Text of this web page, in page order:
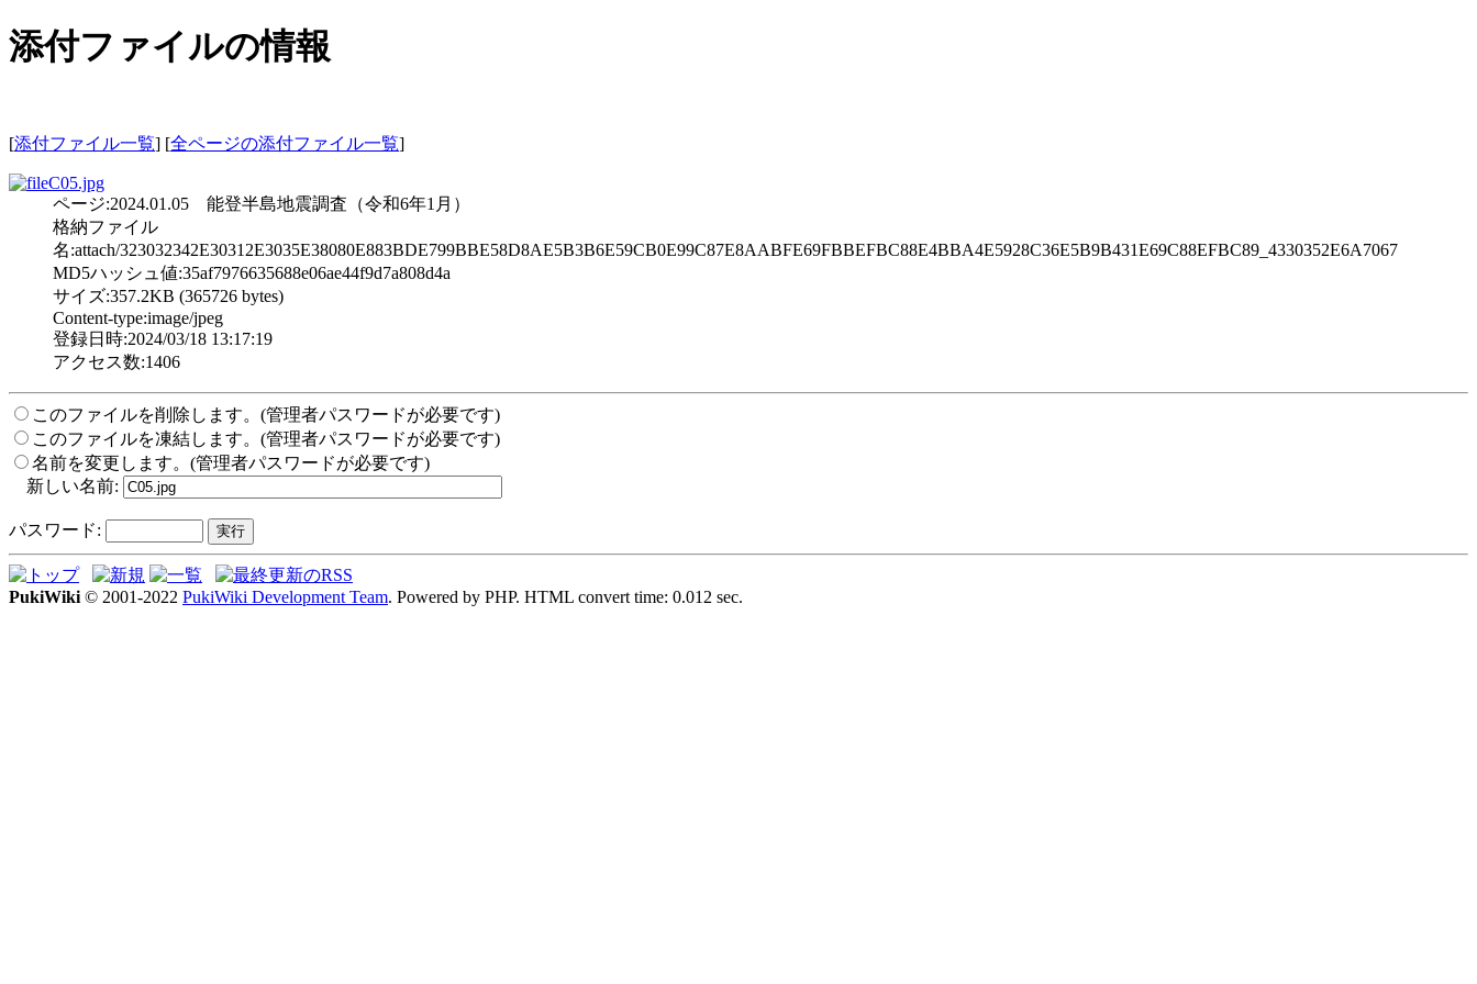
添付ファイルの情報
[添付ファイル一覧] [全ページの添付ファイル一覧]
C05.jpg
ページ:2024.01.05 能登半島地震調査（令和6年1月）
格納ファイル
名:attach/323032342E30312E3035E38080E883BDE799BBE58D8AE5B3B6E59CB0E99C87E8AABFE69FBBEFBC88E4BBA4E5928C36E5B9B431E69C88EFBC89_4330352E6A7067
MD5ハッシュ値:35af7976635688e06ae44f9d7a808d4a
サイズ:357.2KB (365726 bytes)
Content-type:image/jpeg
登録日時:2024/03/18 13:17:19
アクセス数:1406
このファイルを削除します。(管理者パスワードが必要です)
このファイルを凍結します。(管理者パスワードが必要です)
名前を変更します。(管理者パスワードが必要です)
新しい名前:
パスワード:
PukiWiki © 2001-2022 PukiWiki Development Team. Powered by PHP. HTML convert time: 0.012 sec.